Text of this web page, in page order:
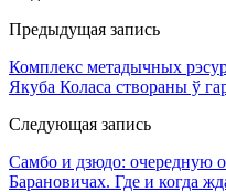
Предыдущая запись
Комплекс метадычных
Якуба Коласа створаны ў
Следующая запись
Самбо и дзюдо: очередную
Барановичах. Где и когда